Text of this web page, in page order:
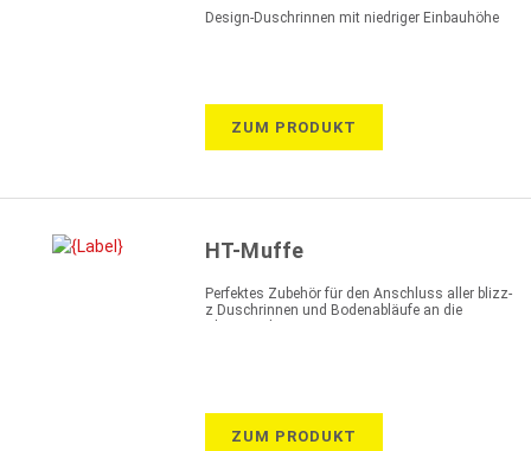
Design-Duschrinnen mit niedriger Einbauhöhe
ZUM PRODUKT
HT-Muffe
Perfektes Zubehör für den Anschluss aller blizz-
z Duschrinnen und Bodenabläufe an die
Abwasserleitung
ZUM PRODUKT